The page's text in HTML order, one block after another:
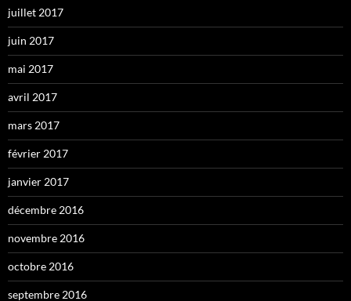
juillet 2017
juin 2017
mai 2017
avril 2017
mars 2017
février 2017
janvier 2017
décembre 2016
novembre 2016
octobre 2016
septembre 2016